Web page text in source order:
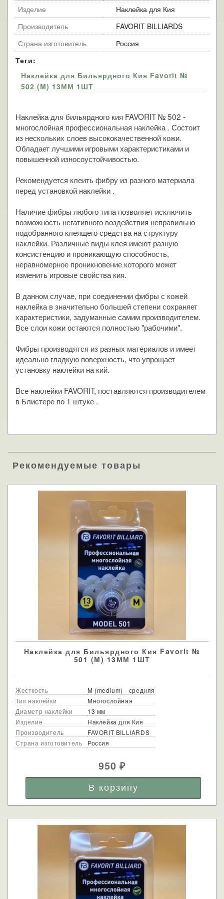
Изделие
Наклейка для Кия
Производитель
FAVORIT BILLIARDS
Страна изготовитель
Россия
Теги:
Наклейка для Бильярдного Кия Favorit №
502 (M) 13ММ 1ШТ
Наклейка для бильярдного кия FAVORIT № 502 -
многослойная профессиональная наклейка . Состоит
из нескольких слоев высококачественной кожи.
Обладает лучшими игровыми характеристиками и
повышенной износоустойчивостью.
Рекомендуется клеить фибру из разного материала
перед установкой наклейки .
Наличие фибры любого типа позволяет исключить
возможность негативного воздействия неправильно
подобранного клеящего средства на структуру
наклейки. Различные виды клея имеют разную
консистенцию и проникающую способность,
неравномерное проникновение которого может
изменить игровые свойства кия.
В данном случае, при соединении фибры с кожей
наклейка в значительно большей степени сохраняет
характеристики, задуманные самим производителем.
Все слои кожи остаются полностью "рабочими".
Фибры производятся из разных материалов и имеет
идеально гладкую поверхность, что упрощает
установку наклейки на кий.
Все наклейки FAVORIT, поставляются производителем
в Блистере по 1 штуке .
Рекомендуемые товары
Наклейка для Бильярдного Кия Favorit №
501 (M) 13ММ 1ШТ
Жесткость
M (medium) - средняя
Тип наклейки
Многослойная
Диаметр наклейки
13 мм
Изделие
Наклейка для Кия
Производитель
FAVORIT BILLIARDS
Страна изготовитель
Россия
950₽